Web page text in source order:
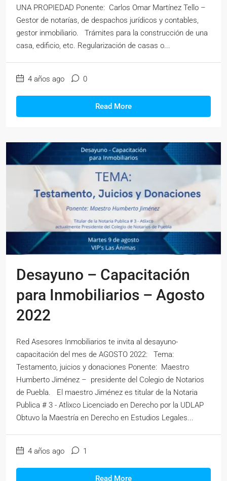
UNA PROPIEDAD Ponente: Carlos Omar Martínez Tello –
Gestor de notarías, de despachos jurídicos y contables,
gestor inmobiliario. Trámites para la construcción de una
casa, edificio, etc. Regularización de casas o...
4 años ago 0
Read More
Desayuno – Capacitación
para Inmobiliarios – Agosto
2022
Red Asesores Inmobiliarios te invita al desayuno-
capacitación del mes de AGOSTO 2022: Tema:
Testamento, juicios y donaciones Ponente: Maestro
Humberto Jiménez – presidente del Colegio de Notarios
de Puebla. El maestro Jiménez es titular de la Notaria
Publica # 3 - Atlixco Licenciado en Derecho por la UDLAP
Obtuvo la Maestría en Derecho en Estudios Legales...
4 años ago 1
Read More